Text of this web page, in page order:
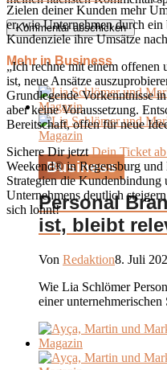
Zielen deiner Kunden mehr
er, wie Unternehmen durch ein
Kundenziele ihre Umsätze
„Ich rechne mit einem offenen
ist, neue Ansätze
Grundlegende Vorkenntnisse
aber keine Voraussetzung.
Bereitschaft, offen für neue
Sichere Dir jetztDein Ticket
Weekend® in Regensburg
Strategien die
Unternehmens deutlich
sich lohnt!
Mehr in Business
Business
Personal
ist, bleibt
Von Redaktion8. Juli
Wie Lia Schlömer
einer